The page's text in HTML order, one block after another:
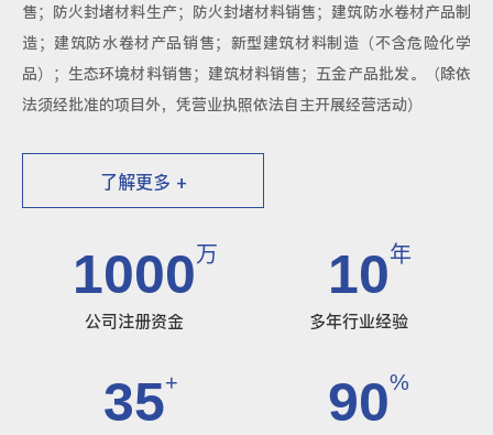
售；防火封堵材料生产；防火封堵材料销售；建筑防水卷材产品制
造；建筑防水卷材产品销售；新型建筑材料制造（不含危险化学
品）；生态环境材料销售；建筑材料销售；五金产品批发。（除依
法须经批准的项目外，凭营业执照依法自主开展经营活动）
了解更多 +
1000万
公司注册资金
10年
多年行业经验
35+ 90%